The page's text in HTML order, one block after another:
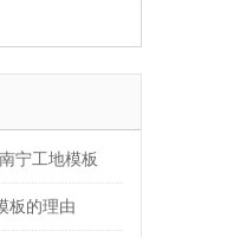
宁工地模板
板的理由